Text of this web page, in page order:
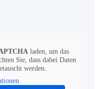
laden, um das
Sie, dass dabei Daten
werden.